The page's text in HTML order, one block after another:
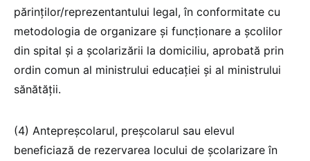
părinților/reprezentantului legal, în conformitate cu
metodologia de organizare și funcționare a școlilor
din spital și a școlarizării la domiciliu, aprobată prin
ordin comun al ministrului educației și al ministrului
sănătății.
(4) Antepreșcolarul, preșcolarul sau elevul
beneficiază de rezervarea locului de școlarizare în